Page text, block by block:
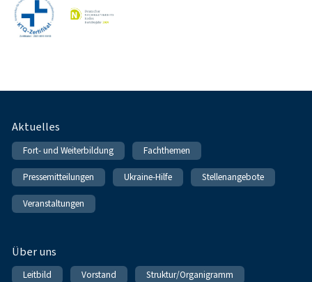
Fußnavigation
Aktuelles
Fort- und Weiterbildung Fachthemen
Pressemitteilungen Ukraine-Hilfe Stellenangebote
Veranstaltungen
Über uns
Leitbild Vorstand Struktur/Organigramm